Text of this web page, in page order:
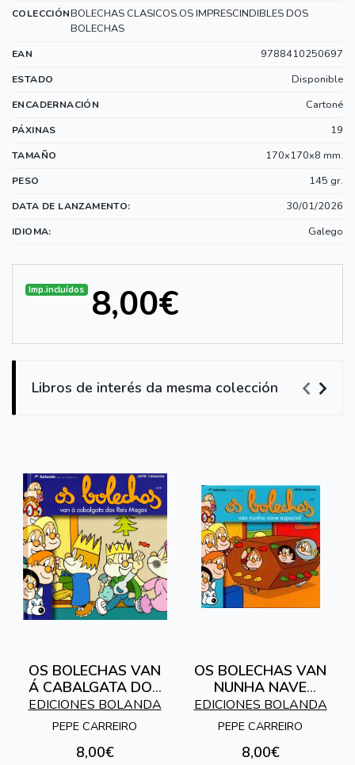
COLECCIÓNBOLECHAS CLASICOS.OS IMPRESCINDIBLES DOS
BOLECHAS
EAN 9788410250697
ESTADO Disponible
ENCADERNACIÓN Cartoné
PÁXINAS 19
TAMAÑO 170x170x8 mm.
PESO 145 gr.
DATA DE LANZAMENTO: 30/01/2026
IDIOMA: Galego
Imp.incluídos 8,00€
Libros de interés da mesma colección
OS BOLECHAS VAN
Á CABALGATA DOS
REIS MAGOS
EDICIONES BOLANDA
PEPE CARREIRO
8,00€
OS BOLECHAS VAN
NUNHA NAVE
ESPACIAL
EDICIONES BOLANDA
PEPE CARREIRO
8,00€